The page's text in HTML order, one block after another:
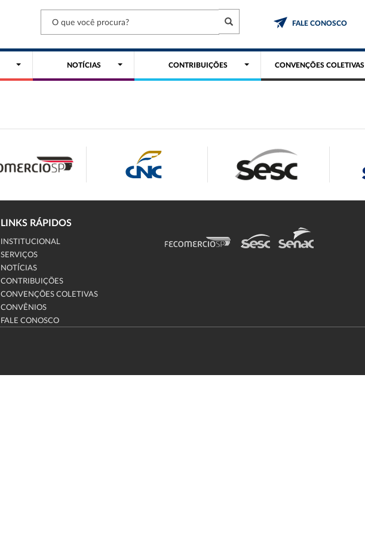
FALE CONOSCO
NOTÍCIAS CONTRIBUIÇÕES CONVENÇÕES COLETIVAS
LINKS RÁPIDOS
INSTITUCIONAL
SERVIÇOS
NOTÍCIAS
CONTRIBUIÇÕES
CONVENÇÕES COLETIVAS
CONVÊNIOS
FALE CONOSCO